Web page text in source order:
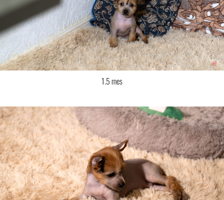
1.5 mes